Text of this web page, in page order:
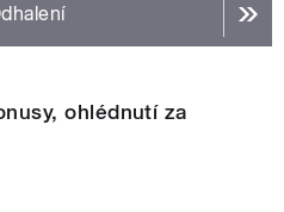
ohlédnutí za